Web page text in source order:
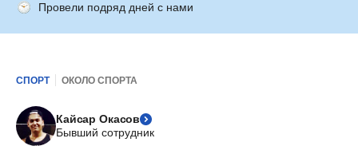
Провели подряд дней с нами
СПОРТ ОКОЛО СПОРТА
Кайсар Окасов
Бывший сотрудник